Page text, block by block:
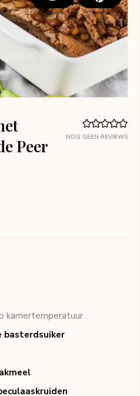
NOG GEEN REVIEWS
Peer
kamertemperatuur
basterdsuiker